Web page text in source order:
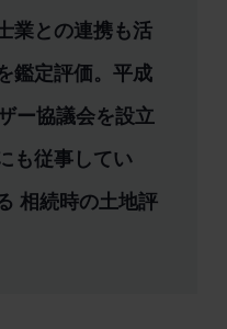
業との連携も活
鑑定評価。平成
ー協議会を設立
も従事してい
相続時の土地評